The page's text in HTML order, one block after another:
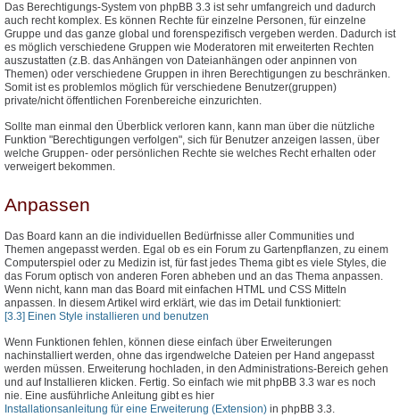
Das Berechtigungs-System von phpBB 3.3 ist sehr umfangreich und dadurch
auch recht komplex. Es können Rechte für einzelne Personen, für einzelne
Gruppe und das ganze global und forenspezifisch vergeben werden. Dadurch ist
es möglich verschiedene Gruppen wie Moderatoren mit erweiterten Rechten
auszustatten (z.B. das Anhängen von Dateianhängen oder anpinnen von
Themen) oder verschiedene Gruppen in ihren Berechtigungen zu beschränken.
Somit ist es problemlos möglich für verschiedene Benutzer(gruppen)
private/nicht öffentlichen Forenbereiche einzurichten.
Sollte man einmal den Überblick verloren kann, kann man über die nützliche
Funktion "Berechtigungen verfolgen", sich für Benutzer anzeigen lassen, über
welche Gruppen- oder persönlichen Rechte sie welches Recht erhalten oder
verweigert bekommen.
Anpassen
Das Board kann an die individuellen Bedürfnisse aller Communities und
Themen angepasst werden. Egal ob es ein Forum zu Gartenpflanzen, zu einem
Computerspiel oder zu Medizin ist, für fast jedes Thema gibt es viele Styles, die
das Forum optisch von anderen Foren abheben und an das Thema anpassen.
Wenn nicht, kann man das Board mit einfachen HTML und CSS Mitteln
anpassen. In diesem Artikel wird erklärt, wie das im Detail funktioniert:
[3.3] Einen Style installieren und benutzen
Wenn Funktionen fehlen, können diese einfach über Erweiterungen
nachinstalliert werden, ohne das irgendwelche Dateien per Hand angepasst
werden müssen. Erweiterung hochladen, in den Administrations-Bereich gehen
und auf Installieren klicken. Fertig. So einfach wie mit phpBB 3.3 war es noch
nie. Eine ausführliche Anleitung gibt es hier
Installationsanleitung für eine Erweiterung (Extension) in phpBB 3.3.